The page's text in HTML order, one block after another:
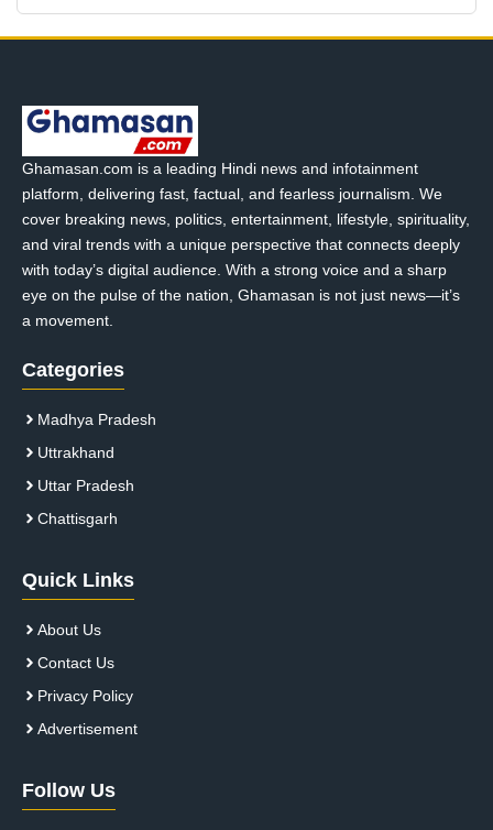
Ghamasan.com is a leading Hindi news and infotainment
platform, delivering fast, factual, and fearless journalism. We
cover breaking news, politics, entertainment, lifestyle, spirituality,
and viral trends with a unique perspective that connects deeply
with today’s digital audience. With a strong voice and a sharp
eye on the pulse of the nation, Ghamasan is not just news—it’s
a movement.
Categories
Madhya Pradesh
Uttrakhand
Uttar Pradesh
Chattisgarh
Quick Links
About Us
Contact Us
Privacy Policy
Advertisement
Follow Us